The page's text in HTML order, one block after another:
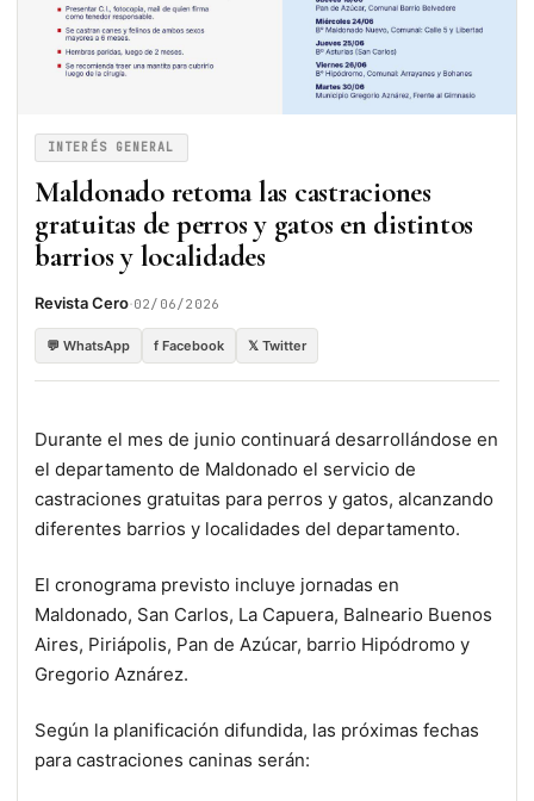
INTERÉS GENERAL
Maldonado retoma las castraciones
gratuitas de perros y gatos en distintos
barrios y localidades
Revista Cero·02/06/2026
💬 WhatsApp f Facebook 𝕏 Twitter
Durante el mes de junio continuará desarrollándose en
el departamento de Maldonado el servicio de
castraciones gratuitas para perros y gatos, alcanzando
diferentes barrios y localidades del departamento.
El cronograma previsto incluye jornadas en
Maldonado, San Carlos, La Capuera, Balneario Buenos
Aires, Piriápolis, Pan de Azúcar, barrio Hipódromo y
Gregorio Aznárez.
Según la planificación difundida, las próximas fechas
para castraciones caninas serán: